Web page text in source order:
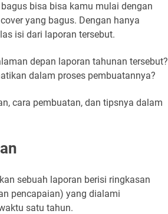
bisa bisa kamu mulai dengan
yang bagus. Dengan hanya
isi dari laporan tersebut.
depan laporan tahunan tersebut?
dalam proses pembuatannya?
cara pembuatan, dan tipsnya dalam
sebuah laporan berisi ringkasan
pencapaian) yang dialami
satu tahun.